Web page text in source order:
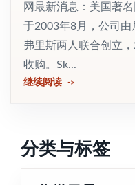
网最新消息：美国著
于2003年8月，公司由
弗里斯两人联合创立
收购。Sk...
继续阅读
分类与标签